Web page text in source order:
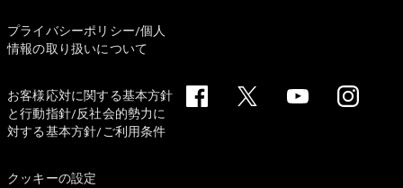
フェア・イ
ベント キャ
ファイナン
ス(リース/
ローン)
様へ
プライバシーポリシー/個人
情報の取り扱いについて
お客様応対に関する基本方針
と行動指針/反社会的勢力に
対する基本方針/ご利用条件
クッキーの設定